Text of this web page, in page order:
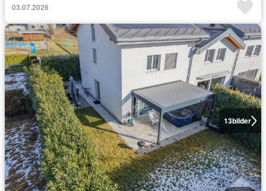
03.07.2026
13bilder